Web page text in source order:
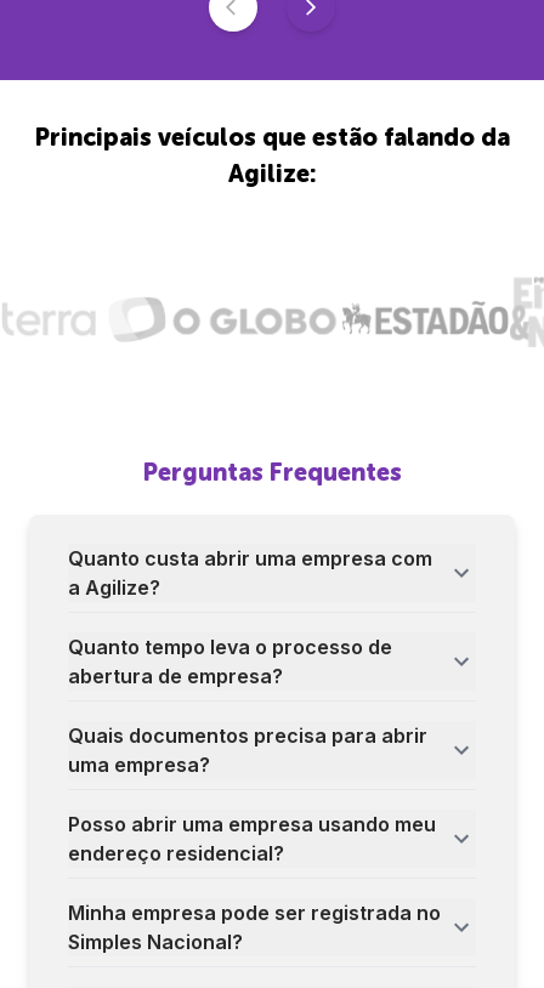
Principais veículos que estão falando da
Agilize:
Perguntas Frequentes
Quanto custa abrir uma empresa com
a Agilize?
Quanto tempo leva o processo de
abertura de empresa?
Quais documentos precisa para abrir
uma empresa?
Posso abrir uma empresa usando meu
endereço residencial?
Minha empresa pode ser registrada no
Simples Nacional?